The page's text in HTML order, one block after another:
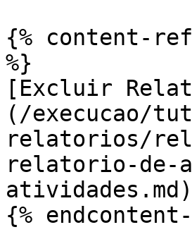
{% content-ref
%}
[Excluir
(/execucao/
relatorios/
relatorio-de-
atividades.md)
{%